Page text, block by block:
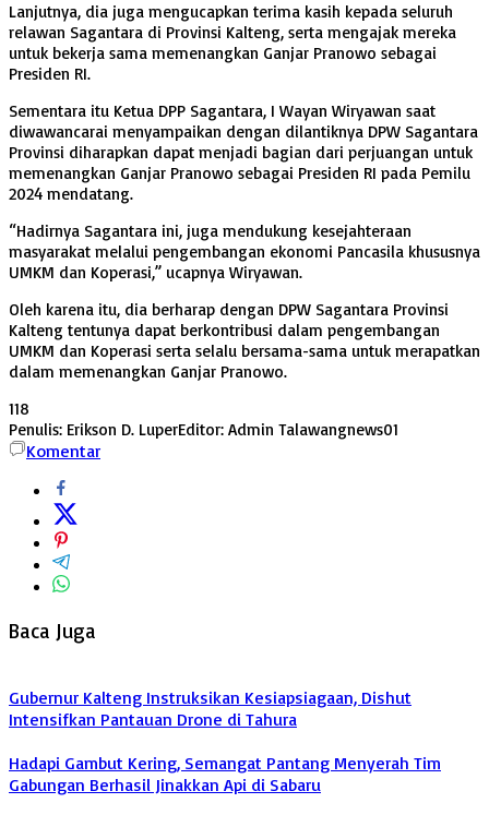
Lanjutnya, dia juga mengucapkan terima kasih kepada seluruh
relawan Sagantara di Provinsi Kalteng, serta mengajak mereka
untuk bekerja sama memenangkan Ganjar Pranowo sebagai
Presiden RI.
Sementara itu Ketua DPP Sagantara, I Wayan Wiryawan saat
diwawancarai menyampaikan dengan dilantiknya DPW Sagantara
Provinsi diharapkan dapat menjadi bagian dari perjuangan untuk
memenangkan Ganjar Pranowo sebagai Presiden RI pada Pemilu
2024 mendatang.
“Hadirnya Sagantara ini, juga mendukung kesejahteraan
masyarakat melalui pengembangan ekonomi Pancasila khususnya
UMKM dan Koperasi,” ucapnya Wiryawan.
Oleh karena itu, dia berharap dengan DPW Sagantara Provinsi
Kalteng tentunya dapat berkontribusi dalam pengembangan
UMKM dan Koperasi serta selalu bersama-sama untuk merapatkan
dalam memenangkan Ganjar Pranowo.
118
Penulis: Erikson D. LuperEditor: Admin Talawangnews01
Komentar
Baca Juga
Gubernur Kalteng Instruksikan Kesiapsiagaan, Dishut
Intensifkan Pantauan Drone di Tahura
Hadapi Gambut Kering, Semangat Pantang Menyerah Tim
Gabungan Berhasil Jinakkan Api di Sabaru